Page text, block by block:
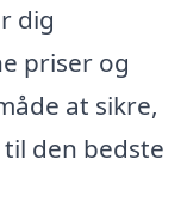
dig
priser og
at sikre,
den bedste